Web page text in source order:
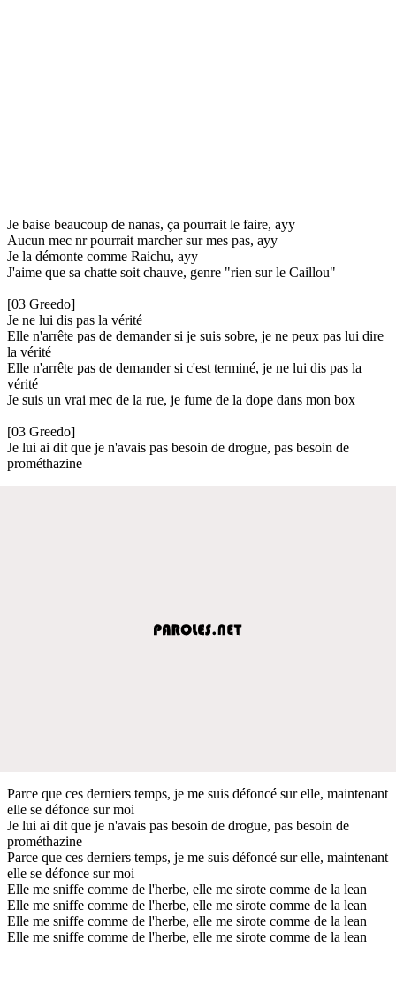
Je baise beaucoup de nanas, ça pourrait le faire, ayy
Aucun mec nr pourrait marcher sur mes pas, ayy
Je la démonte comme Raichu, ayy
J'aime que sa chatte soit chauve, genre "rien sur le Caillou"
[03 Greedo]
Je ne lui dis pas la vérité
Elle n'arrête pas de demander si je suis sobre, je ne peux pas lui dire
la vérité
Elle n'arrête pas de demander si c'est terminé, je ne lui dis pas la
vérité
Je suis un vrai mec de la rue, je fume de la dope dans mon box
[03 Greedo]
Je lui ai dit que je n'avais pas besoin de drogue, pas besoin de
prométhazine
Parce que ces derniers temps, je me suis défoncé sur elle, maintenant
elle se défonce sur moi
Je lui ai dit que je n'avais pas besoin de drogue, pas besoin de
prométhazine
Parce que ces derniers temps, je me suis défoncé sur elle, maintenant
elle se défonce sur moi
Elle me sniffe comme de l'herbe, elle me sirote comme de la lean
Elle me sniffe comme de l'herbe, elle me sirote comme de la lean
Elle me sniffe comme de l'herbe, elle me sirote comme de la lean
Elle me sniffe comme de l'herbe, elle me sirote comme de la lean